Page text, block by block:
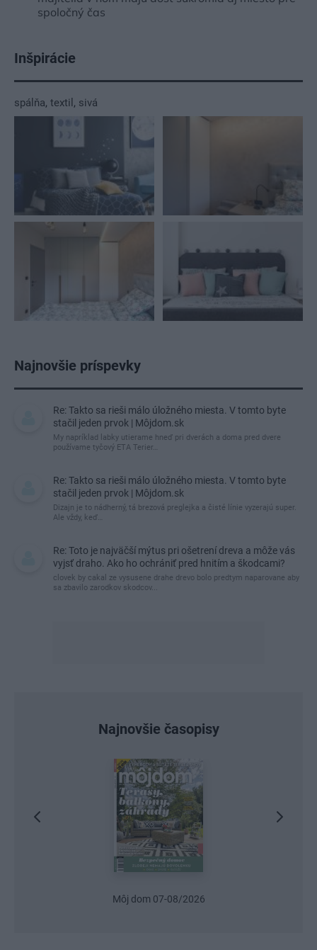
spoločný čas
Inšpirácie
spálňa, textil , sivá
Najnovšie príspevky
Re: Takto sa rieši málo úložného miesta. V tomto byte
stačil jeden prvok | Môjdom.sk
My napríklad labky utierame hneď pri dverách a doma pred dvere
používame tyčový ETA Terier…
Re: Takto sa rieši málo úložného miesta. V tomto byte
stačil jeden prvok | Môjdom.sk
Dizajn je to nádherný, tá brezová preglejka a čisté línie vyzerajú super.
Ale vždy, keď…
Re: Toto je najväčší mýtus pri ošetrení dreva a môže vás
vyjsť draho. Ako ho ochrániť pred hnitím a škodcami?
clovek by cakal ze vysusene drahe drevo bolo predtym naparovane aby
sa zbavilo zarodkov skodcov...
Najnovšie časopisy
Môj dom 07-08/2026